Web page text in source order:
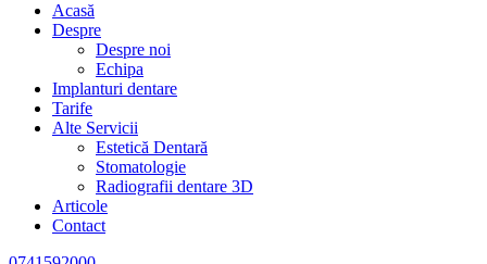
Acasă
Despre
Despre noi
Echipa
Implanturi dentare
Tarife
Alte Servicii
Estetică Dentară
Stomatologie
Radiografii dentare 3D
Articole
Contact